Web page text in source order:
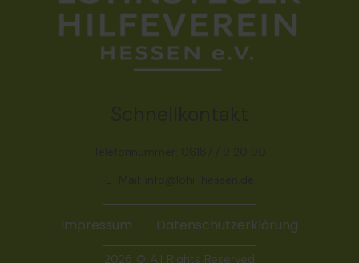
Impressum Datenschutzerklärung